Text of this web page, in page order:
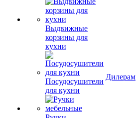
Выдвижные
корзины для
кухни
Посудосушители
для кухни
Дилерам